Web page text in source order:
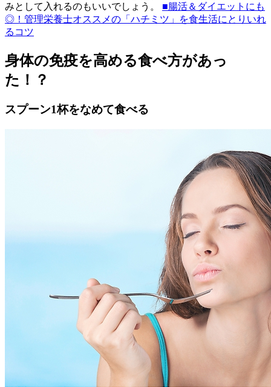
みとして入れるのもいいでしょう。 ■腸活＆ダイエットにも
◎！管理栄養士オススメの「ハチミツ」を食生活にとりいれ
るコツ
身体の免疫を高める食べ方があっ
た！？
スプーン1杯をなめて食べる